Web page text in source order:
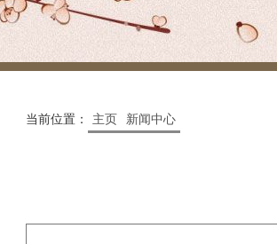
当前位置： 主页 新闻中心